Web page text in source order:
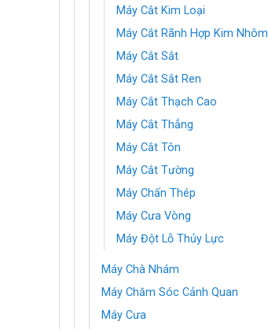
Máy Cắt Kim Loại
Máy Cắt Rãnh Hợp Kim Nhôm
Máy Cắt Sắt
Máy Cắt Sắt Ren
Máy Cắt Thạch Cao
Máy Cắt Thẳng
Máy Cắt Tôn
Máy Cắt Tường
Máy Chấn Thép
Máy Cưa Vòng
Máy Đột Lỗ Thủy Lực
Máy Chà Nhám
Máy Chăm Sóc Cảnh Quan
Máy Cưa